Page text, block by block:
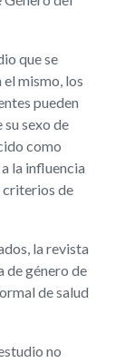
que se
el mismo, los
pueden
sexo de
como
la influencia
criterios de
la revista
de género de
de salud
no